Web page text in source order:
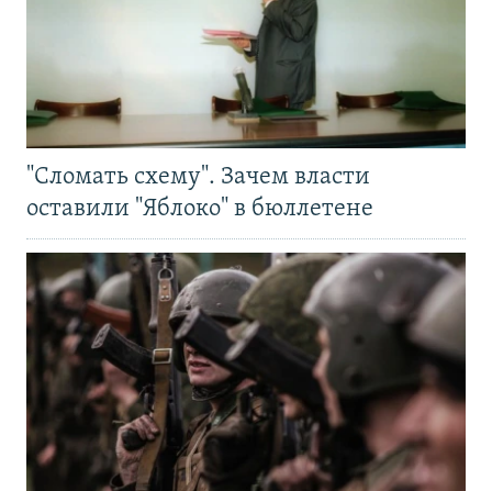
"Сломать схему". Зачем власти
оставили "Яблоко" в бюллетене